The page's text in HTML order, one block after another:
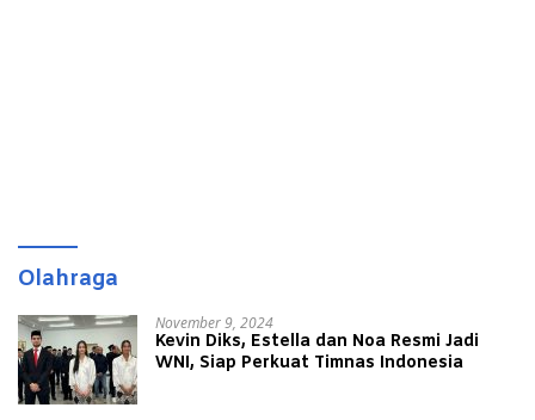
Olahraga
November 9, 2024
Kevin Diks, Estella dan Noa Resmi Jadi
WNI, Siap Perkuat Timnas Indonesia